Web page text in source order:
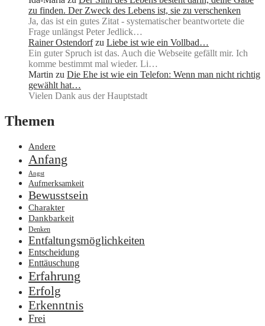
zu finden. Der Zweck des Lebens ist, sie zu verschenken
Ja, das ist ein gutes Zitat - systematischer beantwortete die
Frage unlängst Peter Jedlick…
Rainer Ostendorf zu Liebe ist wie ein Vollbad…
Ein guter Spruch ist das. Auch die Webseite gefällt mir. Ich
komme bestimmt mal wieder. Li…
Martin zu Die Ehe ist wie ein Telefon: Wenn man nicht richtig
gewählt hat…
Vielen Dank aus der Hauptstadt
Themen
Andere
Anfang
Angst
Aufmerksamkeit
Bewusstsein
Charakter
Dankbarkeit
Denken
Entfaltungsmöglichkeiten
Entscheidung
Enttäuschung
Erfahrung
Erfolg
Erkenntnis
Frei